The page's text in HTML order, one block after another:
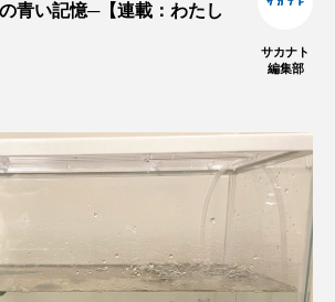
カブトクラゲ カミクラゲ
キス キチヌ キヌバリ
キュウリエソ キンメダイ
ケ ギンザメ クエ
青い記憶─【連載：わたし
サカナト
編集部